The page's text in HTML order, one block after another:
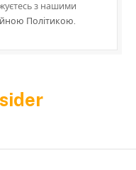
з нашими
Політикою.